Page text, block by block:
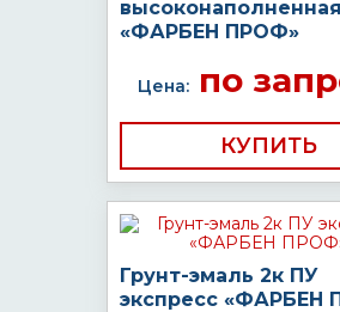
высоконаполненная
«ФАРБЕН ПРОФ»
Цена:по
КУПИТЬ
Грунт-эмаль 2к ПУ
экспресс «ФАРБЕН